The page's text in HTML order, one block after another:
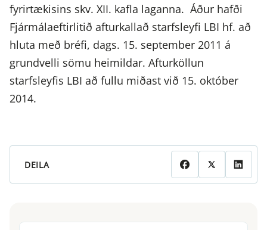
fyrirtækisins skv. XII. kafla laganna. Áður hafði
Fjármálaeftirlitið afturkallað starfsleyfi LBI hf. að
hluta með bréfi, dags. 15. september 2011 á
grundvelli sömu heimildar. Afturköllun
starfsleyfis LBI að fullu miðast við 15. október
2014.
DEILA